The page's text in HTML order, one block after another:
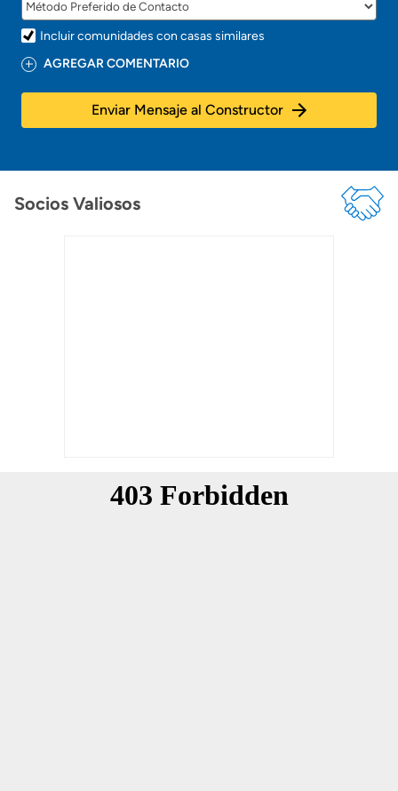
Incluir comunidades con casas similares
AGREGAR COMENTARIO
Enviar Mensaje al Constructor
Socios Valiosos